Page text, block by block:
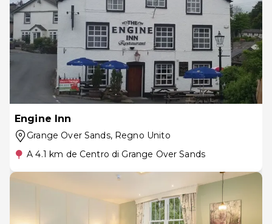
Engine Inn
Grange Over Sands, Regno Unito
A 4.1 km de Centro di Grange Over Sands